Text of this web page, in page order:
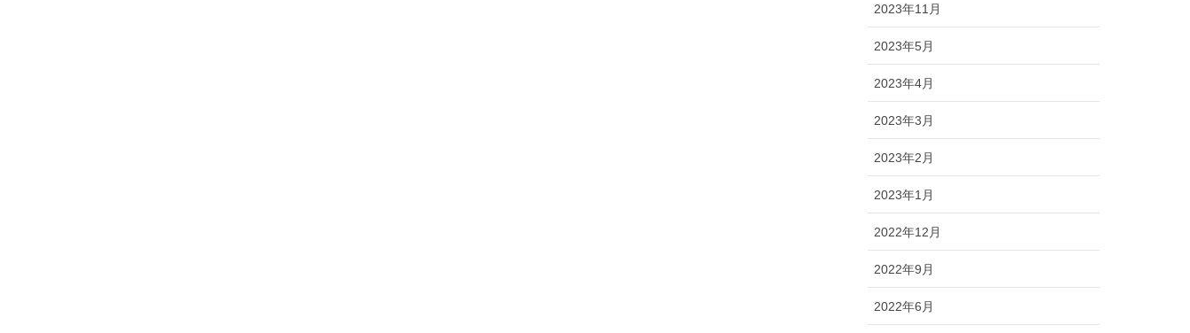
2023年11月
2023年5月
2023年4月
2023年3月
2023年2月
2023年1月
2022年12月
2022年9月
2022年6月